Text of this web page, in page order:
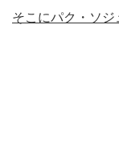
そこにパク・ソジ